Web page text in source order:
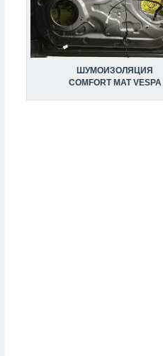
ШУМОИЗОЛЯЦИЯ
COMFORT MAT VESPA